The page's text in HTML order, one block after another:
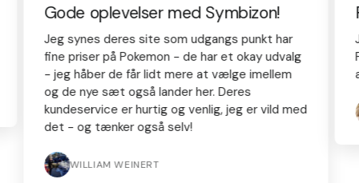
Gode oplevelser med Symbizon!
Jeg synes deres site som udgangs punkt har
fine priser på Pokemon - de har et okay udvalg
- jeg håber de får lidt mere at vælge imellem
og de nye sæt også lander her. Deres
kundeservice er hurtig og venlig, jeg er vild med
det - og tænker også selv!
WILLIAM WEINERT